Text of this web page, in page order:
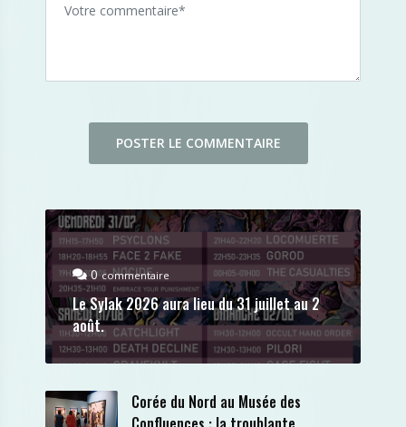
0commentaire
Le Sylak 2026 aura lieu du 31 juillet au 2
août.
Corée du Nord au Musée des